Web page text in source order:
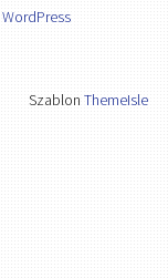
WordPress
SzablonThemeIsle